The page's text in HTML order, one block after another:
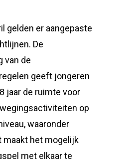
gelden er aangepaste
De
van de
geeft jongeren
jaar de ruimte voor
op
waaronder
maakt het mogelijk
met elkaar te